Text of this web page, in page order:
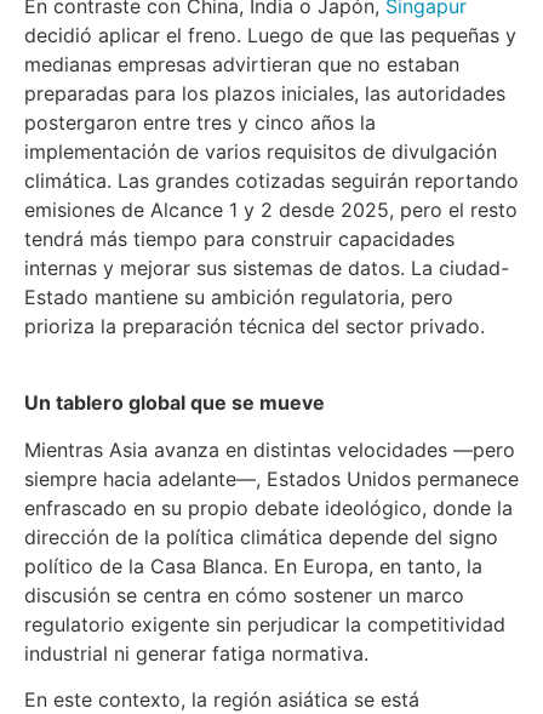
En contraste con China, India o Japón, Singapur
decidió aplicar el freno. Luego de que las pequeñas y
medianas empresas advirtieran que no estaban
preparadas para los plazos iniciales, las autoridades
postergaron entre tres y cinco años la
implementación de varios requisitos de divulgación
climática. Las grandes cotizadas seguirán reportando
emisiones de Alcance 1 y 2 desde 2025, pero el resto
tendrá más tiempo para construir capacidades
internas y mejorar sus sistemas de datos. La ciudad-
Estado mantiene su ambición regulatoria, pero
prioriza la preparación técnica del sector privado.
Un tablero global que se mueve
Mientras Asia avanza en distintas velocidades —pero
siempre hacia adelante—, Estados Unidos permanece
enfrascado en su propio debate ideológico, donde la
dirección de la política climática depende del signo
político de la Casa Blanca. En Europa, en tanto, la
discusión se centra en cómo sostener un marco
regulatorio exigente sin perjudicar la competitividad
industrial ni generar fatiga normativa.
En este contexto, la región asiática se está